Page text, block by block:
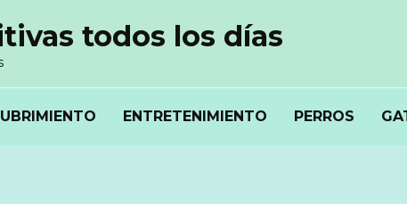
todos los días
ENTRETENIMIENTO PERROS